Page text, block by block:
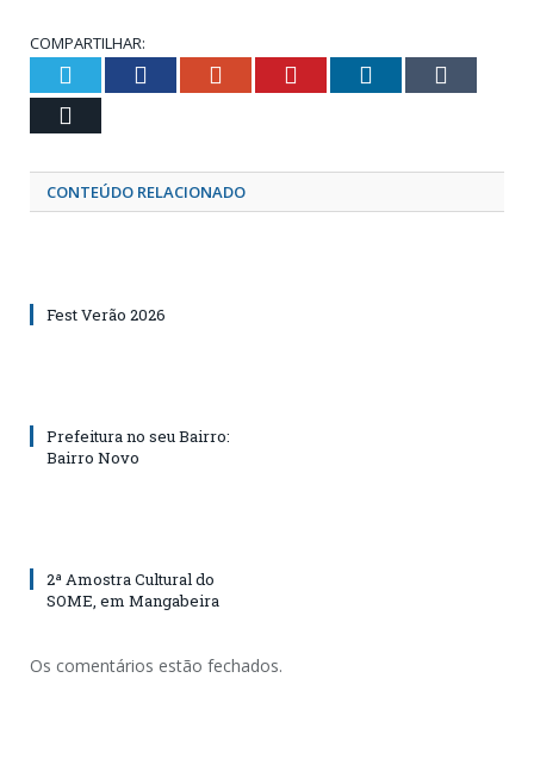
COMPARTILHAR:
Twitter Facebook Google+ Pinterest LinkedIn
CONTEÚDO RELACIONADO
Fest Verão 2026
Prefeitura no seu Bairro:
Bairro Novo
2ª Amostra Cultural do
SOME, em Mangabeira
Os comentários estão fechados.